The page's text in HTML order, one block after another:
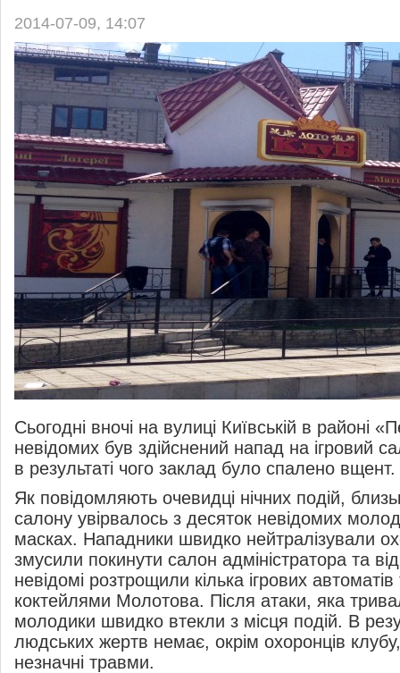
2014-07-09, 14:07
Сьогодні вночі на вулиці Київській в районі
невідомих був здійснений напад на ігровий
в результаті чого заклад було спалено вщент.
Як повідомляють очевидці нічних подій,
салону увірвалось з десяток невідомих
масках. Нападники швидко нейтралізували
змусили покинути салон адміністратора та
невідомі розтрощили кілька ігрових
коктейлями Молотова. Після атаки, яка
молодики швидко втекли з місця подій. В
людських жертв немає, окрім охоронців
незначні травми.